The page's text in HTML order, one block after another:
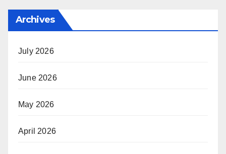
Archives
July 2026
June 2026
May 2026
April 2026